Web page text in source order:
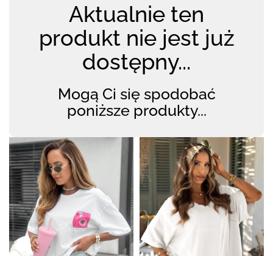
Aktualnie ten
produkt nie jest już
dostępny...
Mogą Ci się spodobać
poniższe produkty...